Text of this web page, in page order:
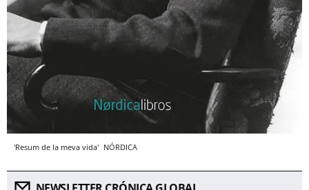
'Resum de la meva vida' NÓRDICA